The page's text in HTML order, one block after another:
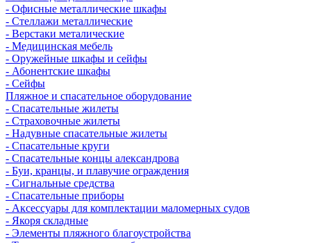
- Офисные металлические шкафы
- Стеллажи металлические
- Верстаки металические
- Медицинская мебель
- Оружейные шкафы и сейфы
- Абонентские шкафы
- Сейфы
Пляжное и спасательное оборудование
- Спасательные жилеты
- Страховочные жилеты
- Надувные спасательные жилеты
- Спасательные круги
- Спасательные концы александрова
- Буи, кранцы, и плавучие ограждения
- Сигнальные средства
- Спасательные приборы
- Аксессуары для комплектации маломерных судов
- Якоря складные
- Элементы пляжного благоустройства